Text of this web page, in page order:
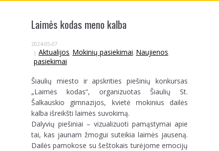
Laimės kodas meno kalba
2024-05-07
Aktualijos, Mokinių pasiekimai, Naujienos,
pasiekimai
Šiaulių miesto ir apskrities piešinių konkursas
„Laimės kodas“, organizuotas Šiaulių St.
Šalkauskio gimnazijos, kvietė mokinius dailės
kalba išreikšti laimės suvokimą.
Dalyvių piešiniai – vizualizuoti pamąstymai apie
tai, kas jaunam žmogui suteikia laimės jauseną.
Dailės pamokose su šeštokais turėjome emocijų